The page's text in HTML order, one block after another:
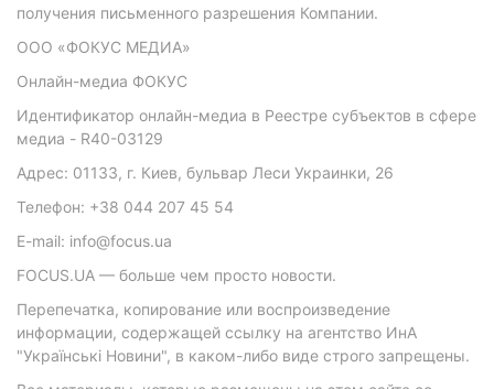
получения письменного разрешения Компании.
ООО «ФОКУС МЕДИА»
Онлайн-медиа ФОКУС
Идентификатор онлайн-медиа в Реестре субъектов в сфере
медиа - R40-03129
Адрес: 01133, г. Киев, бульвар Леси Украинки, 26
Телефон: +38 044 207 45 54
E-mail: info@focus.ua
FOCUS.UA — больше чем просто новости.
Перепечатка, копирование или воспроизведение
информации, содержащей ссылку на агентство ИнА
"Українські Новини", в каком-либо виде строго запрещены.